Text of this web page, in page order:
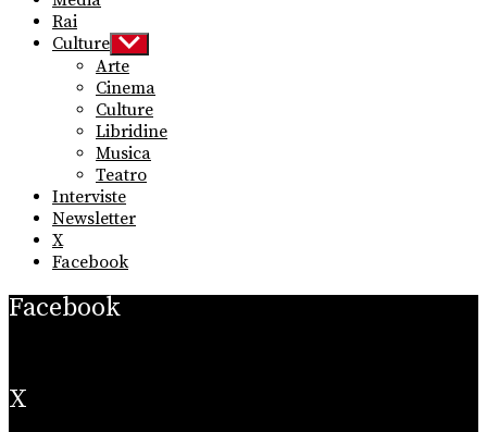
Rai
Culture Show
sub
menu
Arte
Cinema
Culture
Libridine
Musica
Teatro
Interviste
Newsletter
X
Facebook
Facebook
X